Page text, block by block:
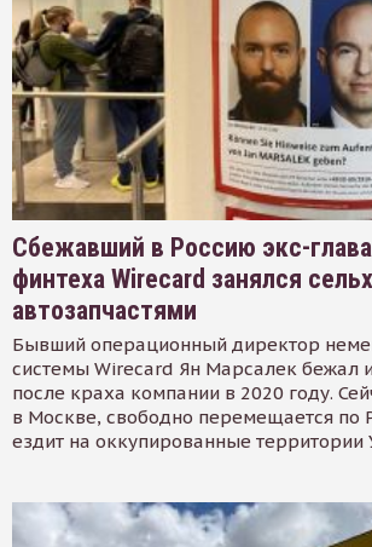
Сбежавший в Россию экс-
финтеха Wirecard занялся
автозапчастями
Бывший операционный директор
системы Wirecard Ян Марсалек бежал
после краха компании в 2020 году.
в Москве, свободно перемещается по
ездит на оккупированные территории